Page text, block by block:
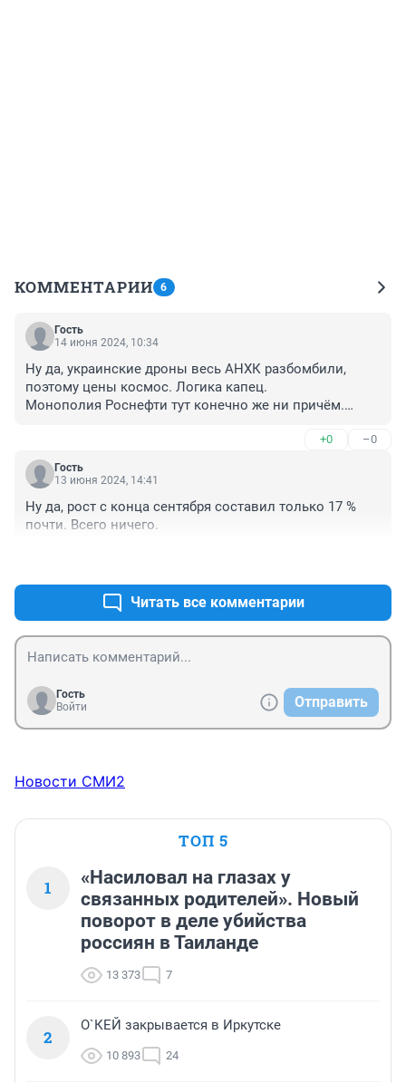
КОММЕНТАРИИ 6
Гость
14 июня 2024, 10:34
Ну да, украинские дроны весь АНХК разбомбили,
поэтому цены космос. Логика капец.
Монополия Роснефти тут конечно же ни причём.
старается компенсировать за счёт гречневых.+0 –0
Гость
13 июня 2024, 14:41
Ну да, рост с конца сентября составил только 17 %
почти. Всего ничего.
Читать все комментарии
Гость
Войти
Отправить
Новости СМИ2
ТОП 5
1
«Насиловал на глазах у
связанных родителей». Новый
поворот в деле убийства
россиян в Таиланде
13 373 7
2
О`КЕЙ закрывается в Иркутске
10 893 24